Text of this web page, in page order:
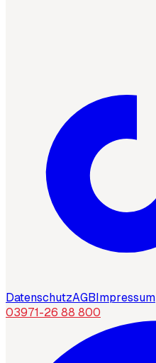
DatenschutzAGBImpressum
03971-26 88 800